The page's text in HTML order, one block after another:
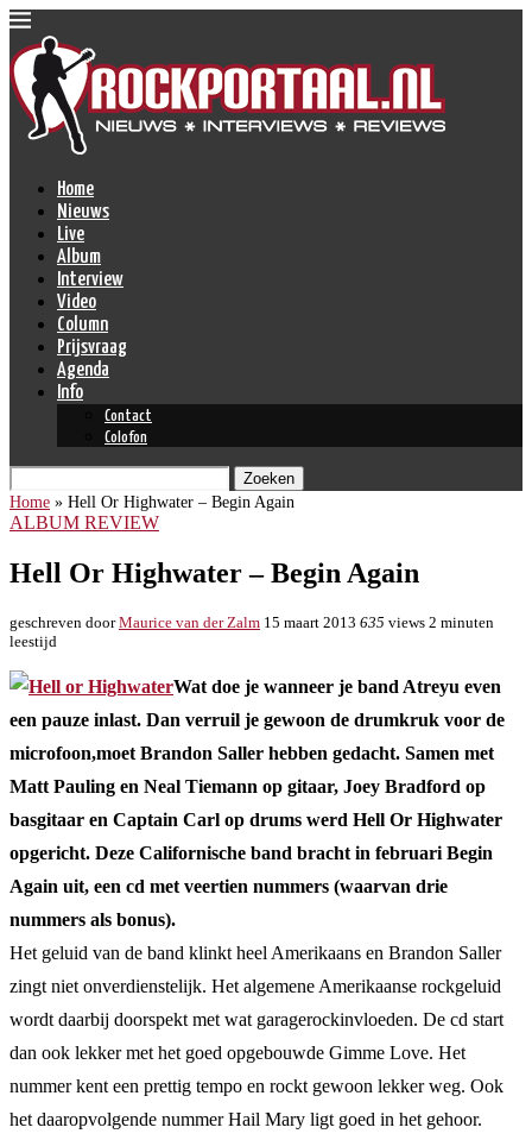
Home
Nieuws
Live
Album
Interview
Video
Column
Prijsvraag
Agenda
Info
Contact
Colofon
Zoeken
Home » Hell Or Highwater – Begin Again
ALBUM REVIEW
Hell Or Highwater – Begin Again
geschreven doorMaurice van der Zalm 15 maart 2013 635 views 2 minuten
leestijd
Wat doe je wanneer je band Atreyu even
een pauze inlast. Dan verruil je gewoon de drumkruk voor de
microfoon,moet Brandon Saller hebben gedacht. Samen met
Matt Pauling en Neal Tiemann op gitaar, Joey Bradford op
basgitaar en Captain Carl op drums werd Hell Or Highwater
opgericht. Deze Californische band bracht in februari Begin
Again uit, een cd met veertien nummers (waarvan drie
nummers als bonus).
Het geluid van de band klinkt heel Amerikaans en Brandon Saller
zingt niet onverdienstelijk. Het algemene Amerikaanse rockgeluid
wordt daarbij doorspekt met wat garagerockinvloeden. De cd start
dan ook lekker met het goed opgebouwde Gimme Love. Het
nummer kent een prettig tempo en rockt gewoon lekker weg. Ook
het daaropvolgende nummer Hail Mary ligt goed in het gehoor.